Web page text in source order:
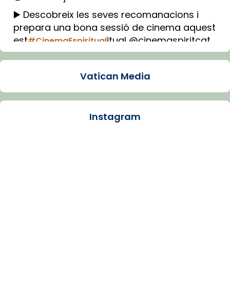
▶️ Descobreix les seves recomanacions i
prepara una bona sessió de cinema aquest
est#CinemaEspiritualitual @cinemaspiritcat
Imatge: Generada amb IA (OpenAI)
Arquebisbat de Barcelona
Vatican Media
Instagram